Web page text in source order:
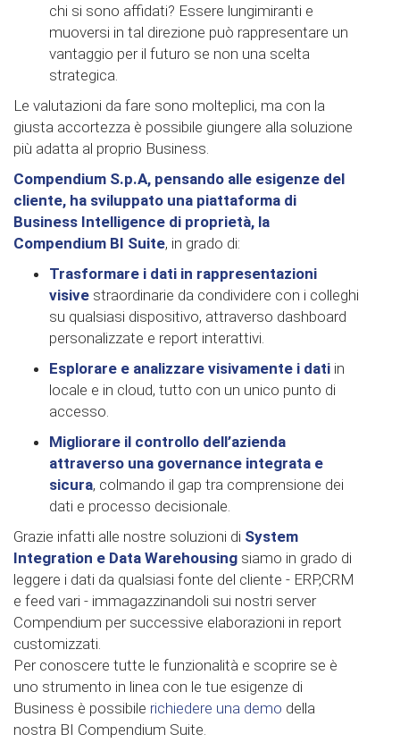
chi si sono affidati? Essere lungimiranti e
muoversi in tal direzione può rappresentare un
vantaggio per il futuro se non una scelta
strategica.
Le valutazioni da fare sono molteplici, ma con la
giusta accortezza è possibile giungere alla soluzione
più adatta al proprio Business.
Compendium S.p.A, pensando alle esigenze del
cliente, ha sviluppato una piattaforma di
Business Intelligence di proprietà, la
Compendium BI Suite, in grado di:
Trasformare i dati in rappresentazioni
visive straordinarie da condividere con i colleghi
su qualsiasi dispositivo, attraverso dashboard
personalizzate e report interattivi.
Esplorare e analizzare visivamente i dati in
locale e in cloud, tutto con un unico punto di
accesso.
Migliorare il controllo dell’azienda
attraverso una governance integrata e
sicura, colmando il gap tra comprensione dei
dati e processo decisionale.
Grazie infatti alle nostre soluzioni di System
Integration e Data Warehousing siamo in grado di
leggere i dati da qualsiasi fonte del cliente - ERP,CRM
e feed vari - immagazzinandoli sui nostri server
Compendium per successive elaborazioni in report
customizzati.
Per conoscere tutte le funzionalità e scoprire se è
uno strumento in linea con le tue esigenze di
Business è possibile richiedere una demo della
nostra BI Compendium Suite.